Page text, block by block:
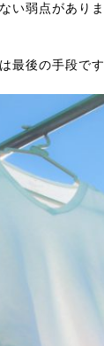
い弱点がありま
最後の手段です